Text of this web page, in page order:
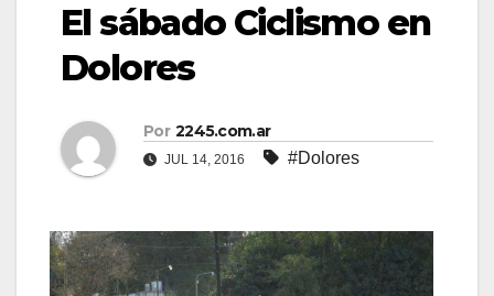
El sábado Ciclismo en
Dolores
Por 2245.com.ar
JUL 14, 2016 #Dolores